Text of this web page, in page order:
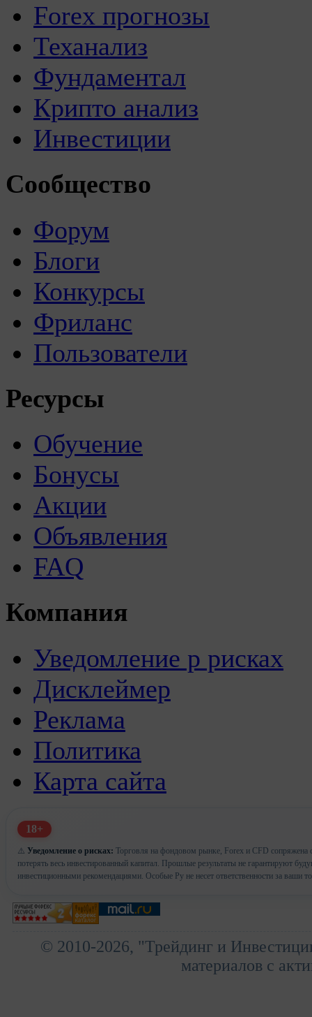
Forex прогнозы
Теханализ
Фундаментал
Крипто анализ
Инвестиции
Сообщество
Форум
Блоги
Конкурсы
Фриланс
Пользователи
Ресурсы
Обучение
Бонусы
Акции
Объявления
FAQ
Компания
Уведомление р рисках
Дисклеймер
Реклама
Политика
Карта сайта
18+
⚠️ Уведомление о рисках: Торговля на фондовом рынке, Forex и CFD сопряжена
потерять весь инвестированный капитал. Прошлые результаты не гарантируют
инвестиционными рекомендациями. Особые Ру не несет ответственности за ваши
© 2010-2026, "Трейдинг и
материалов с